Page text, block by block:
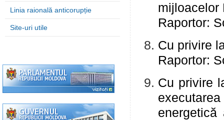
Linia raională anticorupție
Site-uri utile
mijloacelor
Raportor:
Cu privire
Raportor:
Cu privire